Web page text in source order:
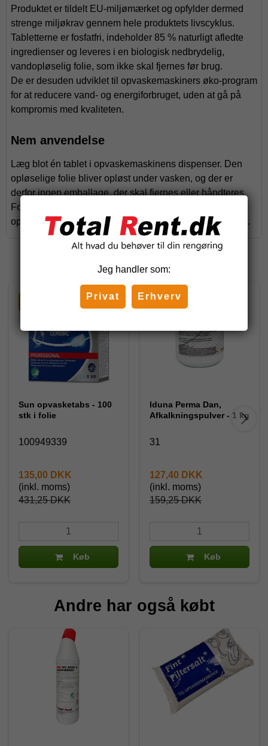
Produktet er tildelt EU-miljømærket og opfylder dermed
strenge miljøkrav gennem hele produktets livscyklus.
Tabletterne er fosfatfri, indeholder 85 % naturligt afledte
ingredienser og leveres i en biologisk nedbrydelig,
vandopløselig folie, som ikke skal fjernes før brug.
De er desuden udviklet til opvaskemaskiners øko-program
for at reducere vand- og energiforbruget, uden at gå på
kompromis med kvaliteten.
Nem anvendelse
Læg blot én tablet i opvaskemaskinens dispenser. Den
opløselige folie bliver opløst under vasken, og der er
derfor ingen emballage, der skal fjernes eller håndteres.
For at opnå den bedste ydeevne anbefales det at
opbevare tabletterne tørt og lukke emballagen efter brug.
Sun opvasketabs - 100
stk i folie
100949339
431,25 DKK
135,00 DKK
(inkl. moms)
Køb
-20%
Iduna Perma Dan,
Afkalkningspulver - 1 kg
31
159,25 DKK
127,40 DKK
(inkl. moms)
Køb
Andre har også købt
Jeg handler som:
Privat Erhverv